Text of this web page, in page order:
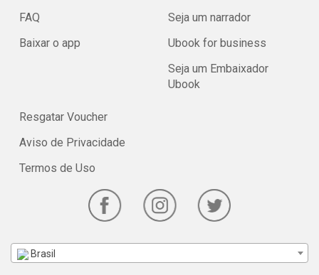
FAQ
Baixar o app
Seja um narrador
Ubook for business
Seja um Embaixador
Ubook
Resgatar Voucher
Aviso de Privacidade
Termos de Uso
Brasil